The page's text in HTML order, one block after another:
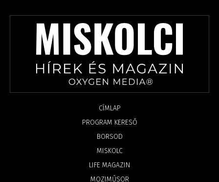
CÍMLAP
PROGRAM KERESŐ
BORSOD
MISKOLC
LIFE MAGAZIN
MOZIMŰSOR